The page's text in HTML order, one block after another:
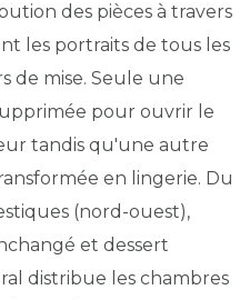
des pièces à travers
les portraits de tous les
de mise. Seule une
pour ouvrir le
tandis qu'une autre
en lingerie. Du
(nord-ouest),
et dessert
distribue les chambres